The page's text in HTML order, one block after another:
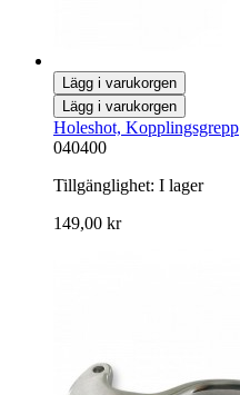
Lägg i varukorgen
Lägg i varukorgen
Holeshot, Kopplingsgrepp
040400
Tillgänglighet: I lager
149,00 kr